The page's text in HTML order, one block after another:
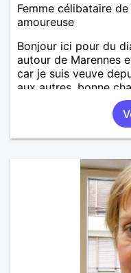
Femme célibataire
amoureuse
Bonjour ici pour du
autour de Marennes
car je suis veuve
aux autres, bonne